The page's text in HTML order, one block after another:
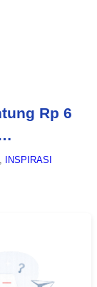
Rp 6
, INSPIRASI